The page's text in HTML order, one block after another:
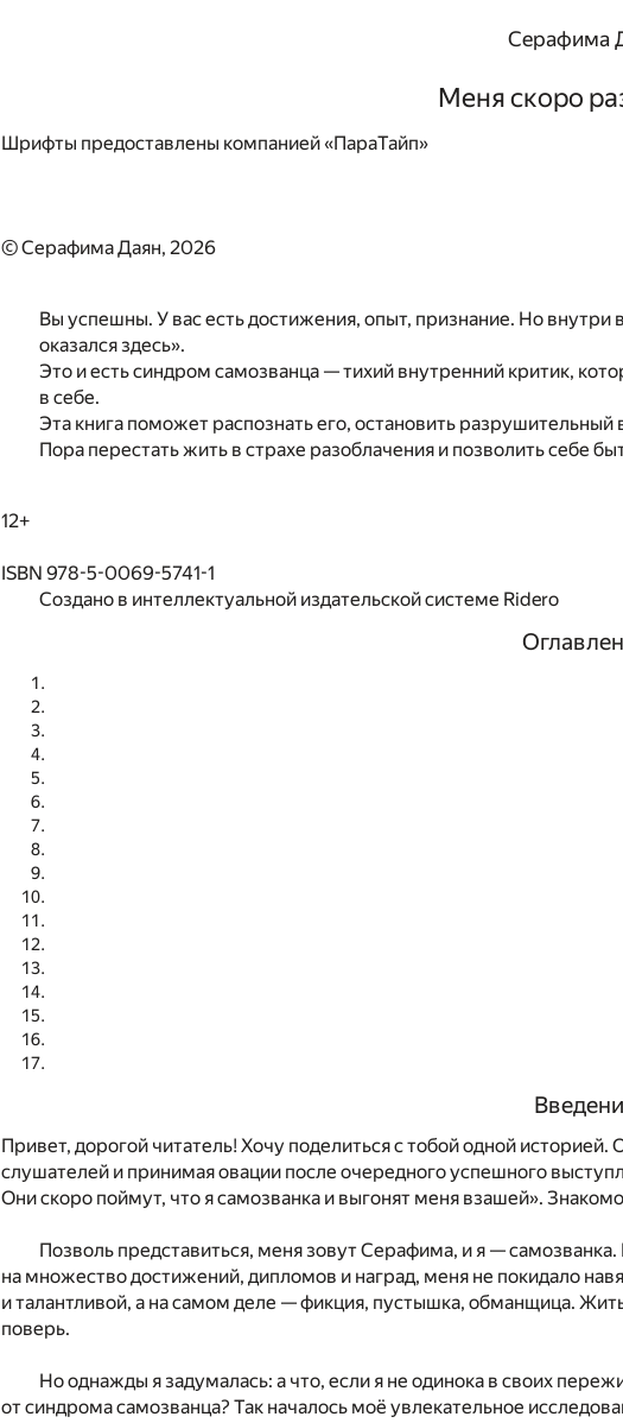
Серафима
Меня скоро
Шрифты предоставлены компанией «ПараТайп»
© Серафима Даян, 2026
Вы успешны. У вас есть достижения, опыт, признание. Но внутри
оказался здесь».
Это и есть синдром самозванца — тихий внутренний критик,
в себе.
Эта книга поможет распознать его, остановить
Пора перестать жить в страхе разоблачения и позволить себе
12+
ISBN 978-5-0069-5741-1
Создано в интеллектуальной издательской системе Ridero
Привет, дорогой читатель! Хочу поделиться с тобой одной
слушателей и принимая овации после очередного успешного
Они скоро поймут, что я самозванка и выгонят меня взашей».
Позволь представиться, меня зовут Серафима, и я —
на множество достижений, дипломов и наград, меня не покидало
и талантливой, а на самом деле — фикция, пустышка, обманщица.
поверь.
Но однажды я задумалась: а что, если я не одинока в своих
от синдрома самозванца? Так началось моё увлекательное